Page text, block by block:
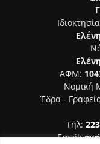
ΑΦΜ:
Νομική
Έδρα -
Τηλ:
Email: